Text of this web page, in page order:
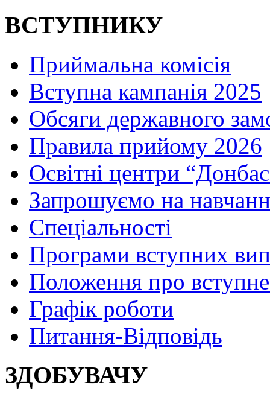
ВСТУПНИКУ
Приймальна комісія
Вступна кампанія 2025
Обсяги державного
Правила прийому 2026
Освітні центри
Запрошуємо на
Спеціальності
Програми вступних
Положення про
Графік роботи
Питання-Відповідь
ЗДОБУВАЧУ